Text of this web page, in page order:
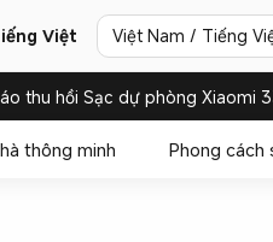
Việt Việt Nam / Tiếng
thu hồi Sạc dự phòng Xiaomi
thông minh Phong cách